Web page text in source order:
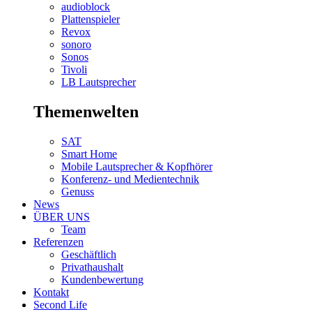
audioblock
Plattenspieler
Revox
sonoro
Sonos
Tivoli
LB Lautsprecher
Themenwelten
SAT
Smart Home
Mobile Lautsprecher & Kopfhörer
Konferenz- und Medientechnik
Genuss
News
ÜBER UNS
Team
Referenzen
Geschäftlich
Privathaushalt
Kundenbewertung
Kontakt
Second Life